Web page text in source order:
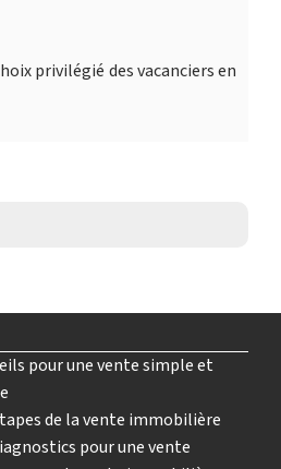
privilégié des vacanciers en
pour une vente simple et
de la vente immobilière
pour une vente